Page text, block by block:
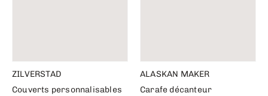
ZILVERSTAD
Couverts personnalisables
ALASKAN MAKER
Carafe décanteur